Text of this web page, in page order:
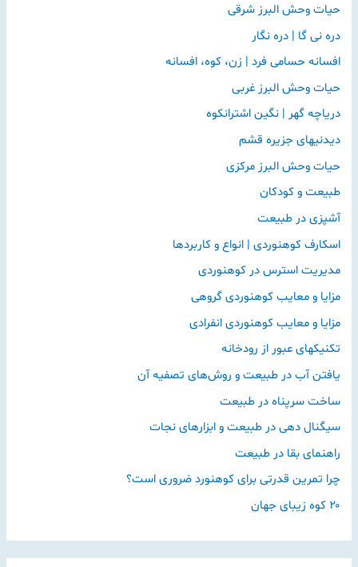
ا
ی
:
حیات وحش البرز شرقی
دره نی گا | دره نگار
افسانه حسامی فرد | زن، کوه، افسانه
حیات وحش البرز غربی
دریاچه گهر | نگین اشترانکوه
دیدنیهای جزیره قشم
حیات وحش البرز مرکزی
طبیعت و کودکان
آشپزی در طبیعت
اسکارف کوهنوردی | انواع و کاربردها
مدیریت استرس در کوهنوردی
مزایا و معایب کوهنوردی گروهی
مزایا و معایب کوهنوردی انفرادی
تکنیکهای عبور از رودخانه
یافتن آب در طبیعت و روش‌های تصفیه آن
ساخت سرپناه در طبیعت
سیگنال دهی در طبیعت و ابزارهای نجات
راهنمای بقا در طبیعت
چرا تمرین قدرتی برای کوهنورد ضروری است؟
۲۰ کوه زیبای جهان